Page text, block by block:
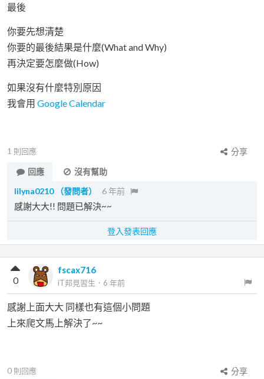
最後
你要先想清楚
你要的最後結果是什麼(What and Why)
再決定要怎麼做(How)
如果沒有什麼特別原因
我會用 Google Calendar
1 則回應
分享
回應
沒有幫助
lilyna0210
（發問者） 6 年前
感謝大大!! 問題已解決~~
登入發表回應
fscax716
iT邦見習生 ． 6 年前
0
感謝上面大大 同樣也有這個小問題
上來爬文馬上解決了~~
0 則回應
分享